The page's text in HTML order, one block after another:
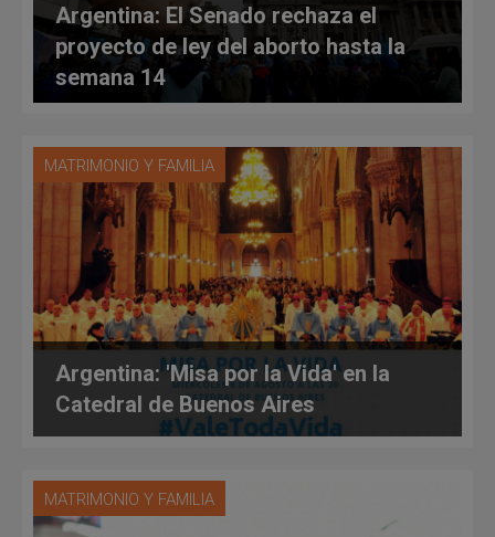
Argentina: El Senado rechaza el
proyecto de ley del aborto hasta la
semana 14
MATRIMONIO Y FAMILIA
Argentina: 'Misa por la Vida' en la
Catedral de Buenos Aires
MATRIMONIO Y FAMILIA